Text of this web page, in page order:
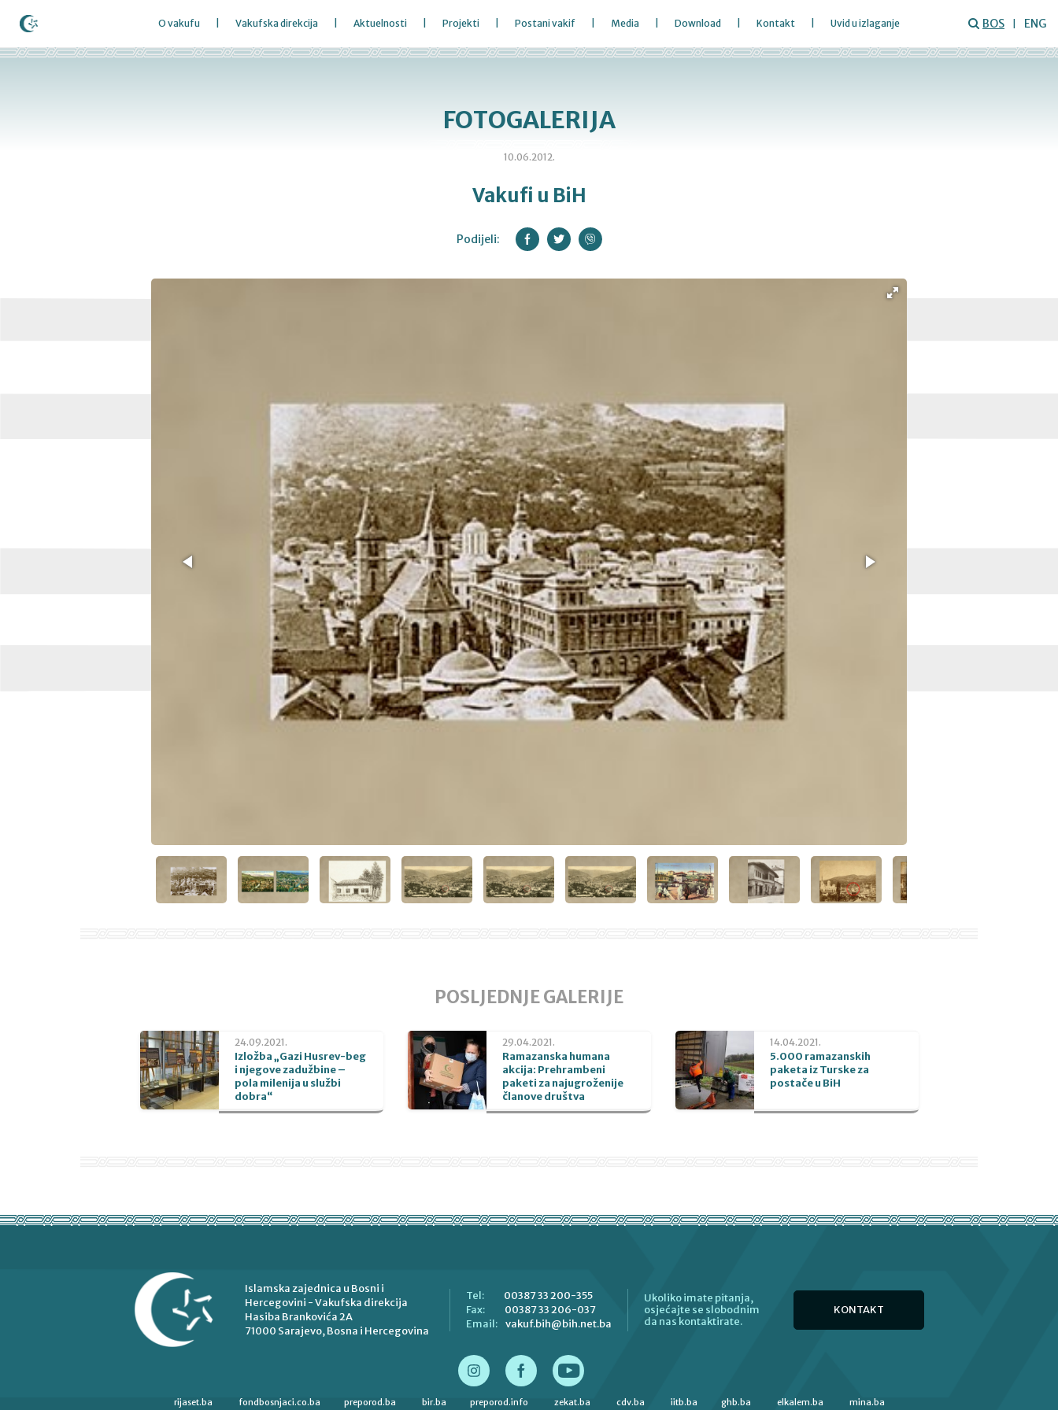
O vakufu Vakufska direkcija Aktuelnosti Projekti Postani vakif Media Download Kontakt Uvid u izlaganje BOS ENG
FOTOGALERIJA
10.06.2012.
Vakufi u BiH
Podijeli:
POSLJEDNJE GALERIJE
24.09.2021.
Izložba „Gazi Husrev-beg
i njegove zadužbine –
pola milenija u službi
dobra“
29.04.2021.
Ramazanska humana
akcija: Prehrambeni
paketi za najugroženije
članove društva
14.04.2021.
5.000 ramazanskih
paketa iz Turske za
postače u BiH
Islamska zajednica u Bosni i
Hercegovini - Vakufska direkcija
Hasiba Brankovića 2A
71000 Sarajevo, Bosna i Hercegovina
Tel:
00387 33 200-355
Fax:
00387 33 206-037
Email:
vakuf.bih@bih.net.ba
Ukoliko imate pitanja,
osjećajte se slobodnim
da nas kontaktirate.
KONTAKT
rijaset.ba fondbosnjaci.co.ba preporod.ba bir.ba preporod.info zekat.ba cdv.ba iitb.ba ghb.ba elkalem.ba mina.ba